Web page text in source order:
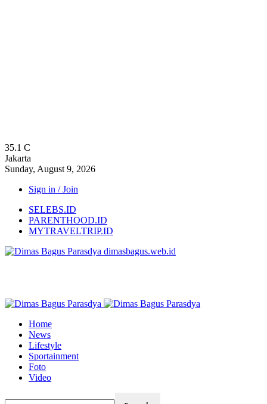
35.1 C
Jakarta
Sunday, August 9, 2026
Sign in / Join
SELEBS.ID
PARENTHOOD.ID
MYTRAVELTRIP.ID
dimasbagus.web.id
Home
News
Lifestyle
Sportainment
Foto
Video